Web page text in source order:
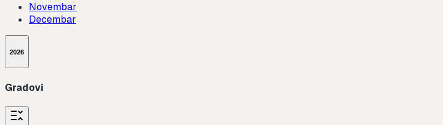
Novembar
Decembar
2026
Gradovi